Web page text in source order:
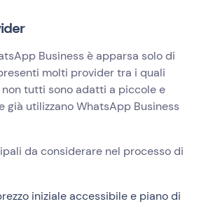
Business è apparsa solo di
molti provider tra i quali
tutti sono adatti a piccole e
già utilizzano WhatsApp Business
da considerare nel processo di
iniziale accessibile e piano di